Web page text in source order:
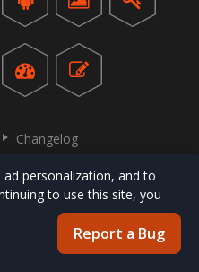
Report a Bug
Changelog
Fale Conosco
personalization, and to
to use this site, you